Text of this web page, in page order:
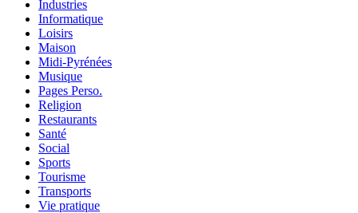
Industries
Informatique
Loisirs
Maison
Midi-Pyrénées
Musique
Pages Perso.
Religion
Restaurants
Santé
Social
Sports
Tourisme
Transports
Vie pratique